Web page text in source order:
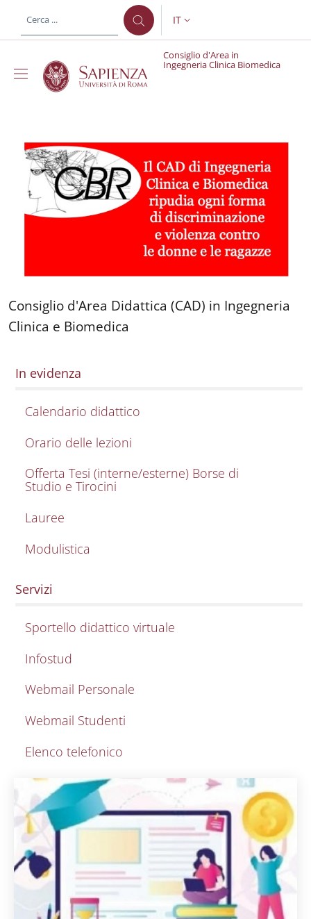
al contenuto principale
SELETTORE LINGUA:
IT
Consiglio d'Area in
Ingegneria Clinica Biomedica
Consiglio d'Area Didattica
Consiglio d'Area Didattica (CAD) in Ingegneria
Clinica e Biomedica
In evidenza
Calendario didattico
Orario delle lezioni
Offerta Tesi (interne/esterne) Borse di
Studio e Tirocini
Lauree
Modulistica
Servizi
Sportello didattico virtuale
Infostud
Webmail Personale
Webmail Studenti
Elenco telefonico